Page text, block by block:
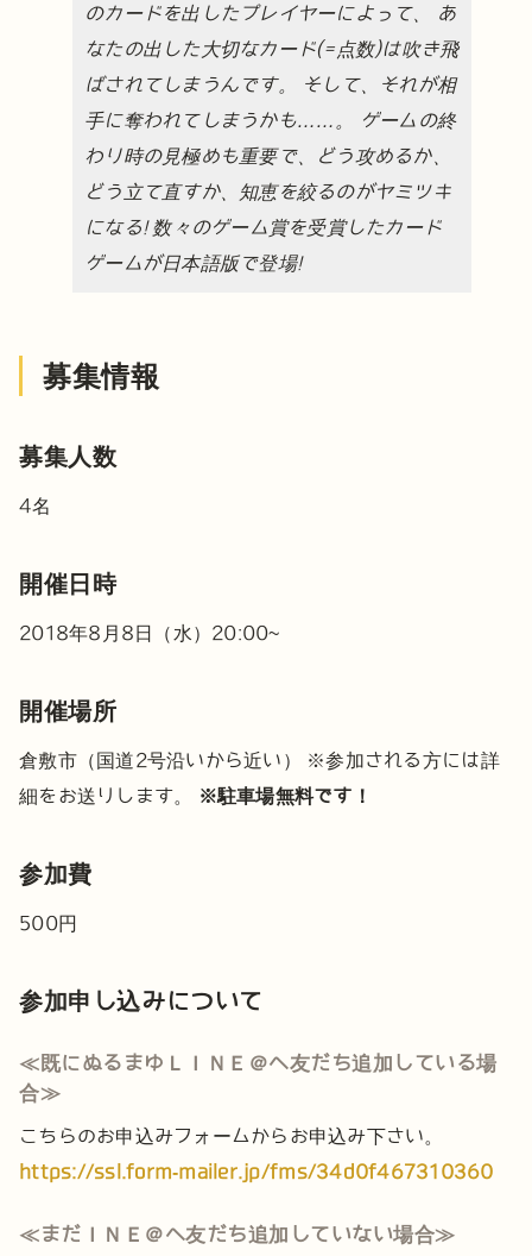
のカードを出したプレイヤーによって、
あ
なたの出した大切なカード(=点数)は吹き飛
ばされてしまうんです。
そして、それが相
手に奪われてしまうかも……。
ゲームの終
わり時の見極めも重要で、どう攻めるか、
どう立て直すか、知恵を絞るのがヤミツキ
になる!数々のゲーム賞を受賞したカード
ゲームが日本語版で登場!
募集情報
募集人数
4名
開催日時
2018年8月8日（水）20:00~
開催場所
倉敷市（国道2号沿いから近い）
※参加される方には詳
細をお送りします。
※駐車場無料です！
参加費
500円
参加申し込みについて
≪既にぬるまゆＬＩＮＥ＠へ友だち追加している場
合≫
こちらのお申込みフォームからお申込み下さい。
https://ssl.form-mailer.jp/fms/34d0f467310360
≪まだＩＮＥ＠へ友だち追加していない場合≫